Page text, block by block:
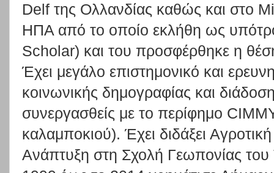
Delf της Ολλανδίας καθώς και στο
ΗΠΑ από το οποίο εκλήθη ως
Scholar) και του προσφέρθηκε η
Έχει μεγάλο επιστημονικό και
κοινωνικής δημογραφίας και
συνεργασθείς με το περίφημο
καλαμποκιού). Έχει διδάξει
Ανάπτυξη στη Σχολή Γεωπονίας